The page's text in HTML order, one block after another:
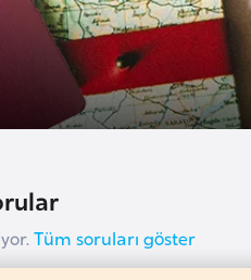
Tüm soruları göster